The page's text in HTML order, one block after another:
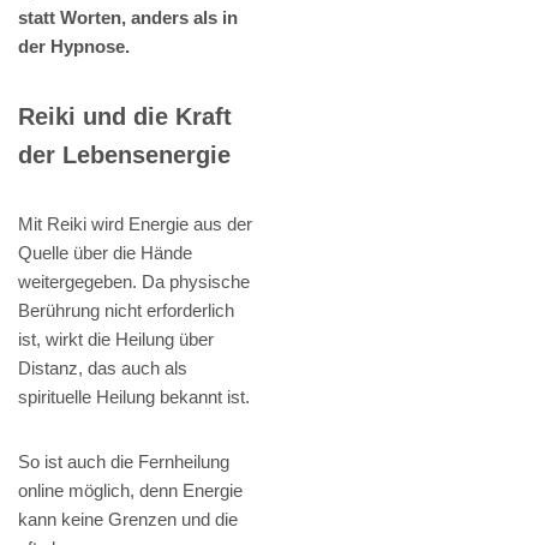
statt Worten, anders als in
der Hypnose.
Reiki und die Kraft
der Lebensenergie
Mit Reiki wird Energie aus der
Quelle über die Hände
weitergegeben. Da physische
Berührung nicht erforderlich
ist, wirkt die Heilung über
Distanz, das auch als
spirituelle Heilung bekannt ist.
So ist auch die Fernheilung
online möglich, denn Energie
kann keine Grenzen und die